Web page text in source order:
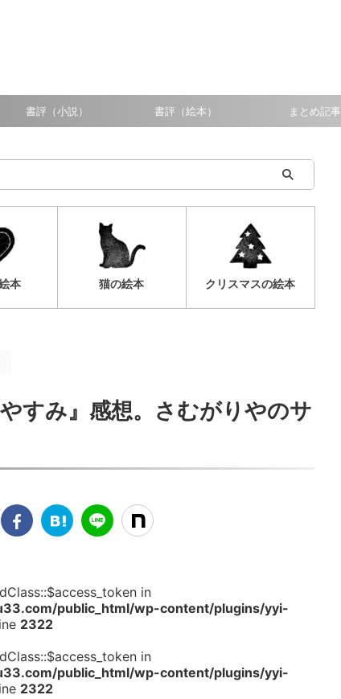
書評（小説） 書評（絵本） まとめ記事
本 猫の絵本 クリスマスの絵本
すみ』感想。さむがりやのサ
in
public_html/wp-content/plugins/yyi-
2322
in
public_html/wp-content/plugins/yyi-
2322